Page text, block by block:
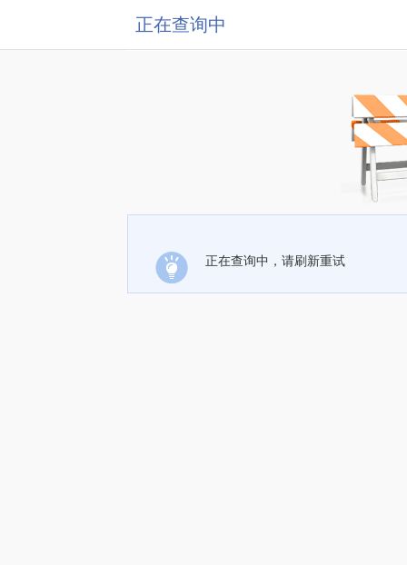
正在查询中
正在查询中，请刷新重试